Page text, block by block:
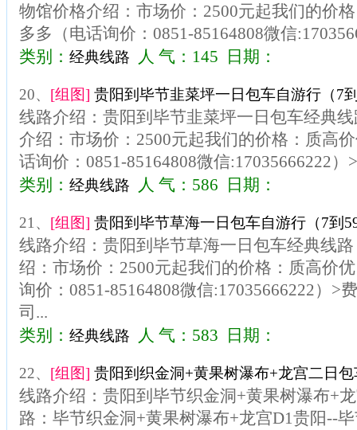
物馆价格介绍：市场价：2500元起我们的价
多多（电话询价：0851-85164808微信
类别： 经典线路 人 气：145 日期：
20、 [组图] 贵阳到毕节韭菜坪一日包车自游行（7
线路介绍：贵阳到毕节韭菜坪一日包车经典
介绍：市场价：2500元起我们的价格：质高
话询价：0851-85164808微信:17035666222
类别： 经典线路 人 气：586 日期：
21、 [组图] 贵阳到毕节草海一日包车自游行（7到
线路介绍：贵阳到毕节草海一日包车经典线
绍：市场价：2500元起我们的价格：质高价
询价：0851-85164808微信:17035666222）>
司...
类别： 经典线路 人 气：583 日期：
22、 [组图] 贵阳到织金洞+黄果树瀑布+龙宫二日
线路介绍：贵阳到毕节织金洞+黄果树瀑布+
路：毕节织金洞+黄果树瀑布+龙宫D1贵阳--